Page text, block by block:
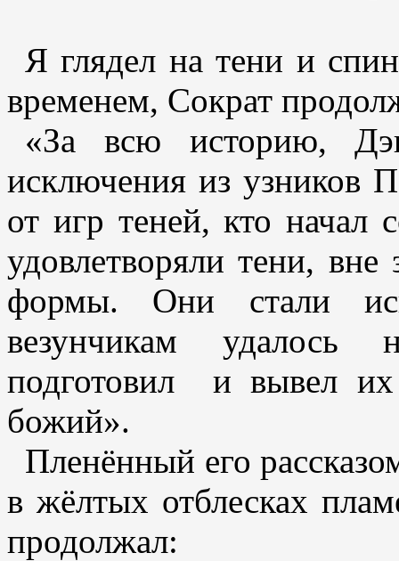
Я глядел на тени и
временем, Сократ
«За всю историю,
исключения из узников
от игр теней, кто начал
удовлетворяли тени,
формы. Они стали
везунчикам удалось
подготовил и вывел
божий».
Пленённый его
в жёлтых отблесках
продолжал: